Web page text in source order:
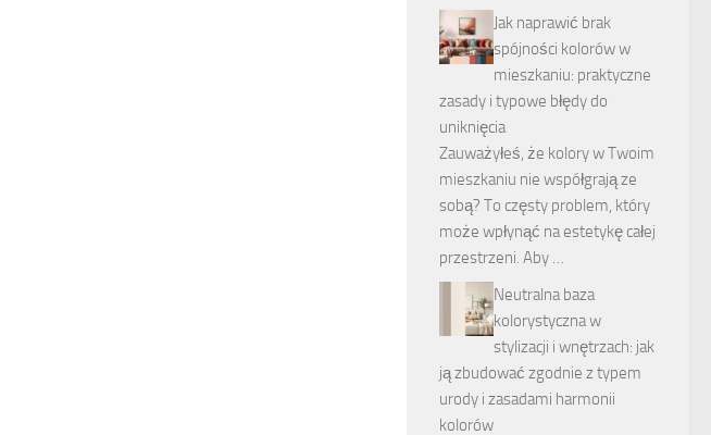
Jak naprawić brak
spójności kolorów w
mieszkaniu: praktyczne
zasady i typowe błędy do
uniknięcia
Zauważyłeś, że kolory w Twoim
mieszkaniu nie współgrają ze
sobą? To częsty problem, który
może wpłynąć na estetykę całej
przestrzeni. Aby …
Neutralna baza
kolorystyczna w
stylizacji i wnętrzach: jak
ją zbudować zgodnie z typem
urody i zasadami harmonii
kolorów